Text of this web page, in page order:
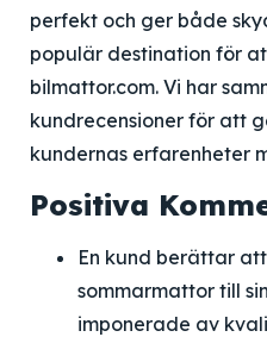
perfekt och ger både
populär destination för
bilmattor.com. Vi har
kundrecensioner för att
kundernas erfarenheter
Positiva
En kund berättar
sommarmattor till
imponerade av